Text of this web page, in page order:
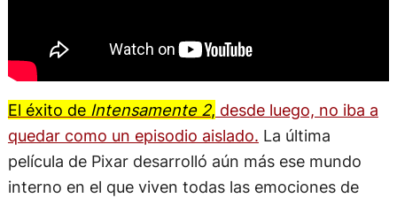
El éxito de Intensamente 2, desde luego, no iba a
quedar como un episodio aislado. La última
película de Pixar desarrolló aún más ese mundo
interno en el que viven todas las emociones de